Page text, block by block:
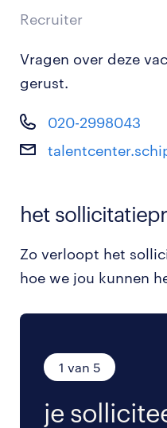
Recruiter
Vragen over deze
gerust.
020-2998043
het
Zo verloopt het
hoe we jou kunnen
1 van 5
je